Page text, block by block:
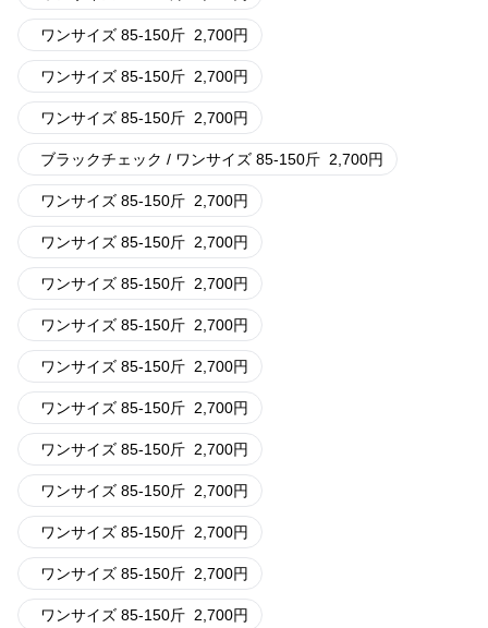
ワンサイズ 85-150斤 2,700円
ワンサイズ 85-150斤 2,700円
ワンサイズ 85-150斤 2,700円
ブラックチェック / ワンサイズ 85-150斤 2,700円
ワンサイズ 85-150斤 2,700円
ワンサイズ 85-150斤 2,700円
ワンサイズ 85-150斤 2,700円
ワンサイズ 85-150斤 2,700円
ワンサイズ 85-150斤 2,700円
ワンサイズ 85-150斤 2,700円
ワンサイズ 85-150斤 2,700円
ワンサイズ 85-150斤 2,700円
ワンサイズ 85-150斤 2,700円
ワンサイズ 85-150斤 2,700円
ワンサイズ 85-150斤 2,700円